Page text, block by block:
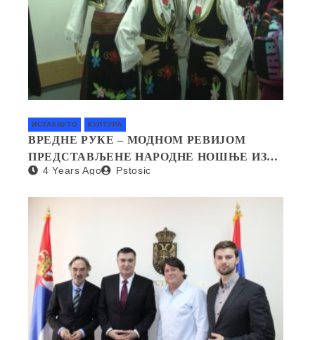
ИСТАКНУТО КУЛТУРА
ВРЕДНЕ РУКЕ – МОДНОМ РЕВИЈОМ
ПРЕДСТАВЉЕНЕ НАРОДНЕ НОШЊЕ ИЗ
СВИХ КРАЈЕВА СРБИЈЕ
4 Years Ago Pstosic